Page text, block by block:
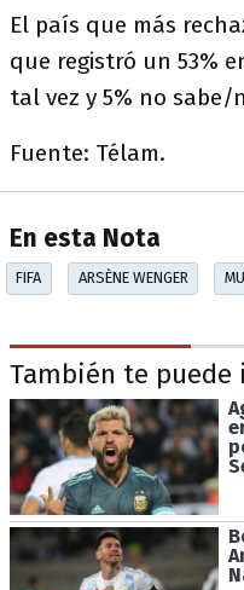
El país que más
que registró un 53%
tal vez y 5% no
Fuente: Télam.
En esta Nota
FIFA ARSÈNE WENGER
También te puede